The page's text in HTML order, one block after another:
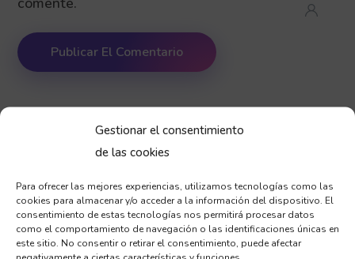
Gestionar el consentimiento
de las cookies
Para ofrecer las mejores experiencias, utilizamos tecnologías como las
cookies para almacenar y/o acceder a la información del dispositivo. El
consentimiento de estas tecnologías nos permitirá procesar datos
como el comportamiento de navegación o las identificaciones únicas en
este sitio. No consentir o retirar el consentimiento, puede afectar
POSTS RECIENTES